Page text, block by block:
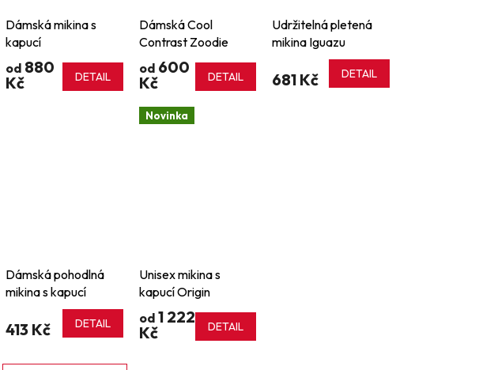
Dámská mikina s
kapucí
od 880
Kč
DETAIL
Dámská Cool
Contrast Zoodie
od600
Kč
DETAIL
Udržitelná pletená
mikina Iguazu
681 Kč DETAIL
Dámská pohodlná
mikina s kapucí
413 Kč DETAIL
Novinka
Unisex mikina s
kapucí Origin
od1 222
Kč
DETAIL